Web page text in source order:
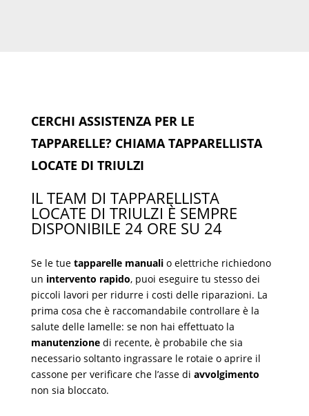
CERCHI ASSISTENZA PER LE
TAPPARELLE? CHIAMA TAPPARELLISTA
LOCATE DI TRIULZI
IL TEAM DI TAPPARELLISTA
LOCATE DI TRIULZI È SEMPRE
DISPONIBILE 24 ORE SU 24
Se le tue tapparelle manualio elettriche richiedono
un intervento rapido, puoi eseguire tu stesso dei
piccoli lavori per ridurre i costi delle riparazioni. La
prima cosa che è raccomandabile controllare è la
salute delle lamelle: se non hai effettuato la
manutenzionedi recente, è probabile che sia
necessario soltanto ingrassare le rotaie o aprire il
cassone per verificare che l’asse di avvolgimento
non sia bloccato.